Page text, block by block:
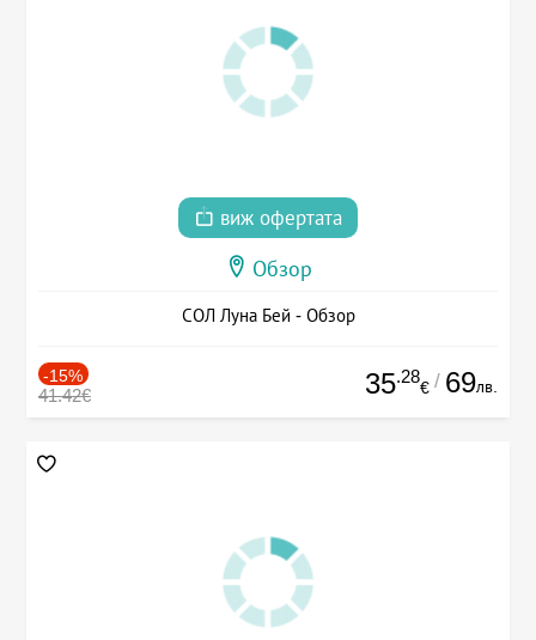
виж офертата
Обзор
СОЛ Луна Бей - Обзор
-15%
41.42€ 35.28
€ / 69лв.